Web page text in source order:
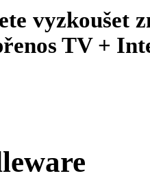
vyzkoušet
TV +